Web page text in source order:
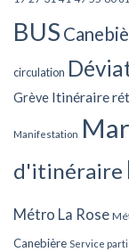
BUS
circulation
Grève Itinéraire
Manifestation
d'itinéraire
Métro La Rose
Canebière Service